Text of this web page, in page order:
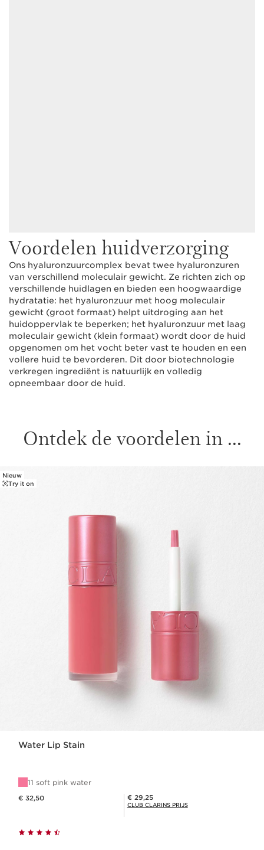
Voordelen huidverzorging
Ons hyaluronzuurcomplex bevat twee hyaluronzuren
van verschillend moleculair gewicht. Ze richten zich op
verschillende huidlagen en bieden een hoogwaardige
hydratatie: het hyaluronzuur met hoog moleculair
gewicht (groot formaat) helpt uitdroging aan het
huidoppervlak te beperken; het hyaluronzuur met laag
moleculair gewicht (klein formaat) wordt door de huid
opgenomen om het vocht beter vast te houden en een
vollere huid te bevorderen. Dit door biotechnologie
verkregen ingrediënt is natuurlijk en volledig
opneembaar door de huid.
Ontdek de voordelen in ...
DOORGAAN NAAR INHOUD
Nieuw
Try it on
Water Lip Stain
11 soft pink water
€ 32,50 Club Clarins Prijs € 29,25
€ 29,25
CLUB CLARINS PRIJS